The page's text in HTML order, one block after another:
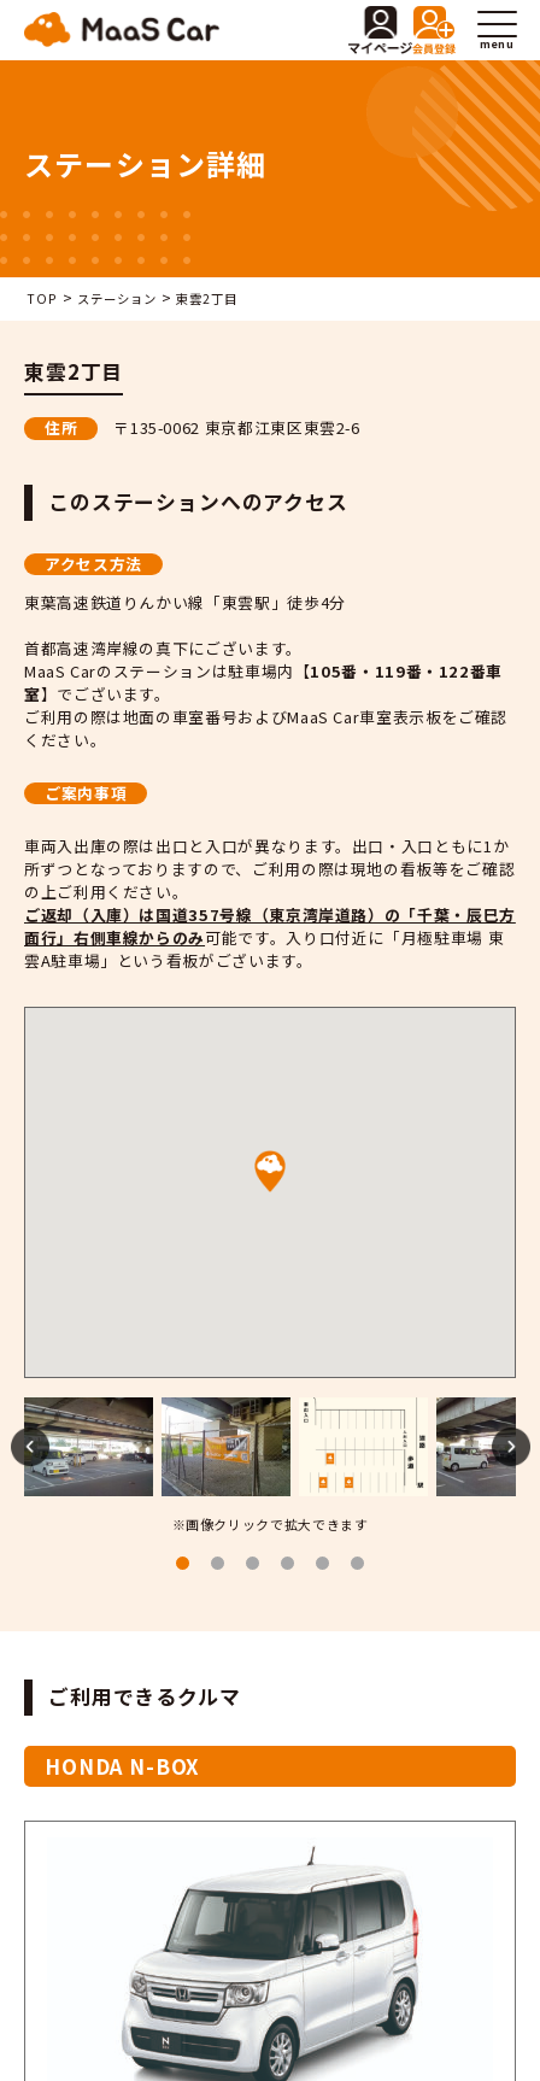
menu
ステーション詳細
TOP > ステーション >東雲2丁目
東雲2丁目
住所 〒135-0062 東京都江東区東雲2-6
このステーションへのアクセス
アクセス方法
東葉高速鉄道りんかい線「東雲駅」徒歩4分
首都高速湾岸線の真下にございます。
MaaS Carのステーションは駐車場内【105番・119番・122番車
室】でございます。
ご利用の際は地面の車室番号およびMaaS Car車室表示板をご確認
ください。
ご案内事項
車両入出庫の際は出口と入口が異なります。出口・入口ともに1か
所ずつとなっておりますので、ご利用の際は現地の看板等をご確認
の上ご利用ください。
ご返却（入庫）は国道357号線（東京湾岸道路）の「千葉・辰巳方
面行」右側車線からのみ可能です。入り口付近に「月極駐車場 東
雲A駐車場」という看板がございます。
※画像クリックで拡大できます
ご利用できるクルマ
HONDA N-BOX